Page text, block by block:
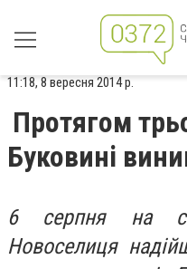
11:18, 8 вересня 2014 р.
Протягом
Буковині
6 серпня на
Новоселиця